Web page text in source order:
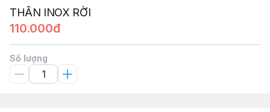
THÂN INOX RỜI
110.000đ
Số lượng